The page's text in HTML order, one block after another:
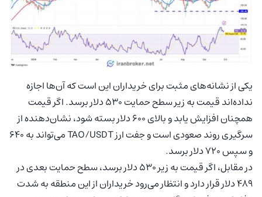
یکی از نشانه‌های مثبت برای خریداران این است که آن‌ها اجازه
نداده‌اند قیمت به زیر سطح حمایت 530 دلار برسد. اگر قیمت
همچنان افزایش یابد و بالای 600 دلار بسته شود، نشان‌دهنده از
سرگیری روند صعودی است و جفت ارز TAO/USDT می‌تواند به 640
و سپس 720 دلار برسد.
در مقابل، اگر قیمت به زیر 530 دلار برسد، سطح حمایت بعدی در
489 دلار قرار دارد و انتظار می‌رود خریداران از این منطقه به‌ شدت